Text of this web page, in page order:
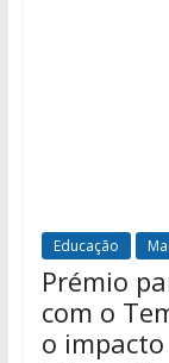
Educação
Prémio
com o
o impacto